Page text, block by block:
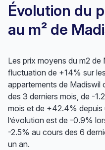
Évolution du
au m² de
Les prix moyens du m2
fluctuation de +14% sur
appartements de Madiswil
des 3 derniers mois, de -
mois et de +42.4% depuis
l’évolution est de -0.9%
-2.5% au cours des 6
un an.